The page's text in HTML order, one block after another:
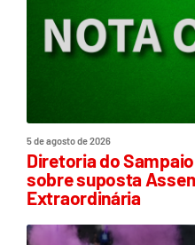
5 de agosto de 2026
Diretoria do
sobre suposta
Extraordinária